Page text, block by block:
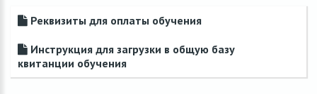
Реквизиты для оплаты обучения
Инструкция для загрузки в общую базу
квитанции обучения